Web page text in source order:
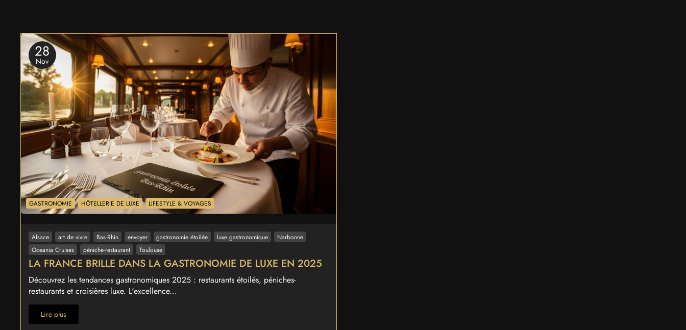
28
Nov
GASTRONOMIE HÔTELLERIE DE LUXE LIFESTYLE & VOYAGES
Alsace art de vivre Bas-Rhin envoyer gastronomie étoilée luxe gastronomique
Narbonne
Oceania Cruises
péniche-restaurant Toulouse
LA FRANCE BRILLE DANS LA GASTRONOMIE DE LUXE EN 2025
Découvrez les tendances gastronomiques 2025 : restaurants étoilés, péniches-
restaurants et croisières luxe. L'excellence...
Lire plus